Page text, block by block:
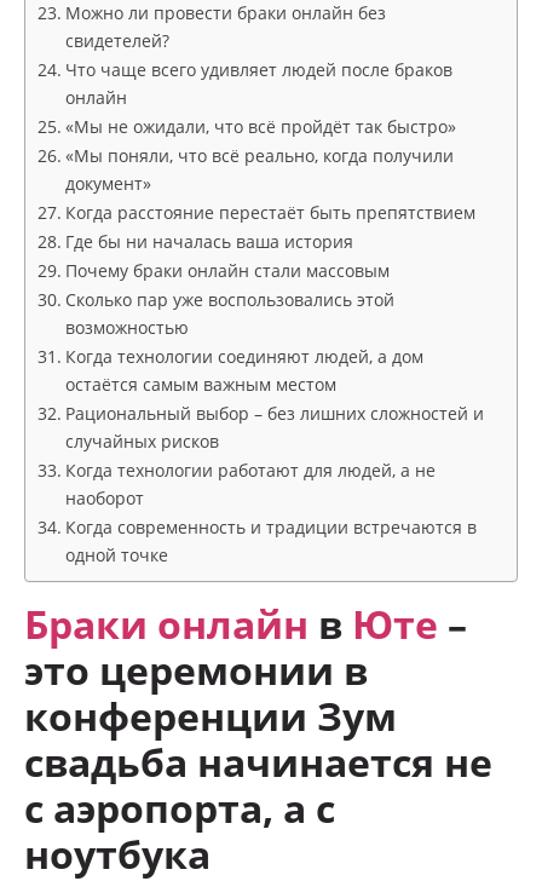
Можно ли провести браки онлайн без
свидетелей?
Что чаще всего удивляет людей после браков
онлайн
«Мы не ожидали, что всё пройдёт так быстро»
«Мы поняли, что всё реально, когда получили
документ»
Когда расстояние перестаёт быть препятствием
Где бы ни началась ваша история
Почему браки онлайн стали массовым
Сколько пар уже воспользовались этой
возможностью
Когда технологии соединяют людей, а дом
остаётся самым важным местом
Рациональный выбор – без лишних сложностей и
случайных рисков
Когда технологии работают для людей, а не
наоборот
Когда современность и традиции встречаются в
одной точке
Браки онлайн в Юте –
это церемонии в
конференции Зум
свадьба начинается не
с аэропорта, а с
ноутбука